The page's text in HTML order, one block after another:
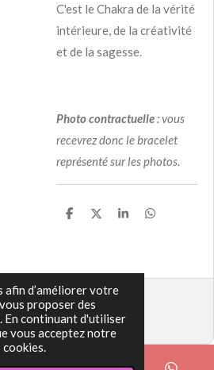
afin d’améliorer votre
proposer des
En continuant d'utiliser
vous acceptez notre
C'est le Chakra de la vérité
intérieure, de la créativité
et de la sagesse.
Photocontractuelle: vous
recevrez donc le bracelet
représenté sur les photos.
P
g
e
r
P
g
e
P
g
P
g
etre-instant-zen.fr